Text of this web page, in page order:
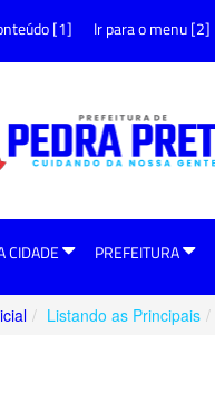
[1] Ir para o menu [2]
CIDADE PREFEITURA
Listando as Principais